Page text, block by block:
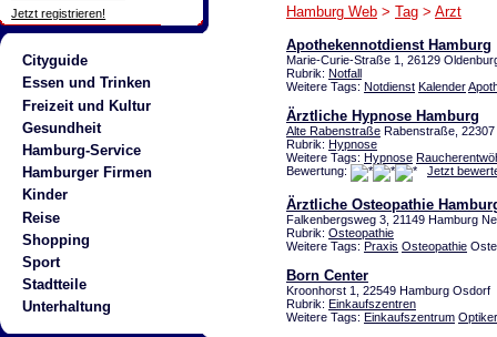
Jetzt registrieren!
Cityguide
Essen und Trinken
Freizeit und Kultur
Gesundheit
Hamburg-Service
Hamburger Firmen
Kinder
Reise
Shopping
Sport
Stadtteile
Unterhaltung
Hamburg Web > Tag > Arzt
Apothekennotdienst Hamburg
Marie-Curie-Straße 1, 26129
Rubrik: Notfall
Weitere Tags: Notdienst Kalender
Ärztliche Hypnose Hamburg
Alte Rabenstraße Rabenstraße,
Rubrik: Hypnose
Weitere Tags: Hypnose
Bewertung:
Jetzt
Ärztliche Osteopathie
Falkenbergsweg 3, 21149 Hamburg
Rubrik: Osteopathie
Weitere Tags: Praxis Osteopathie
Born Center
Kroonhorst 1, 22549 Hamburg Osdorf
Rubrik: Einkaufszentren
Weitere Tags: Einkaufszentrum Optiker